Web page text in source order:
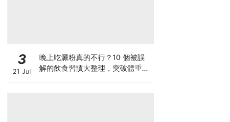
3
21 Jul
晚上吃澱粉真的不行？10 個被誤
解的飲食習慣大整理，突破體重停